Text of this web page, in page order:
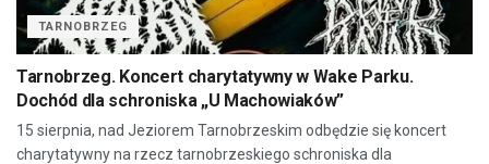
TARNOBRZEG
Tarnobrzeg. Koncert charytatywny w Wake Parku.
Dochód dla schroniska „U Machowiaków”
15 sierpnia, nad Jeziorem Tarnobrzeskim odbędzie się koncert
charytatywny na rzecz tarnobrzeskiego schroniska dla